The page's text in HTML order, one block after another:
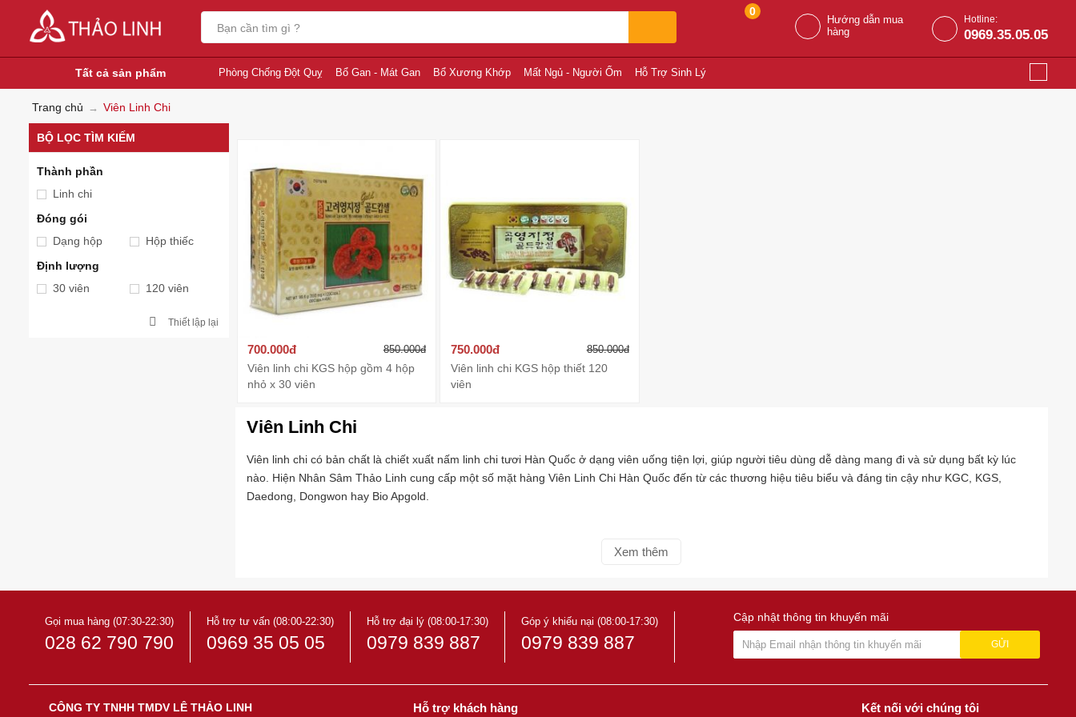
0
Hướng dẫn mua
hàng
Hotline:
0969.35.05.05
Tất cả sản phẩm Phòng Chống Đột Quỵ Bổ Gan - Mát Gan Bổ Xương Khớp Mất Ngủ - Người Ốm Hỗ Trợ Sinh Lý
Trang chủ Viên Linh Chi
BỘ LỌC TÌM KIẾM
Thành phần
Linh chi
Đóng gói
Dạng hộp
Hộp thiếc
Định lượng
30 viên
120 viên
Thiết lập lại
700.000đ 850.000đ
Viên linh chi KGS hộp gồm 4 hộp
nhỏ x 30 viên
750.000đ 850.000đ
Viên linh chi KGS hộp thiết 120
viên
Viên Linh Chi
Viên linh chi có bản chất là chiết xuất nấm linh chi tươi Hàn Quốc ở dạng viên uống tiện lợi, giúp người tiêu dùng dễ dàng mang đi và sử dụng bất kỳ lúc
nào. Hiện Nhân Sâm Thảo Linh cung cấp một số mặt hàng Viên Linh Chi Hàn Quốc đến từ các thương hiệu tiêu biểu và đáng tin cậy như KGC, KGS,
Daedong, Dongwon hay Bio Apgold.
Xem thêm
Gọi mua hàng (07:30-22:30)
028 62 790 790
Hỗ trợ tư vấn (08:00-22:30)
0969 35 05 05
Hỗ trợ đại lý (08:00-17:30)
0979 839 887
Góp ý khiếu nại (08:00-17:30)
0979 839 887
Cập nhật thông tin khuyến mãi
GỬI
CÔNG TY TNHH TMDV LÊ THẢO LINH Hỗ trợ khách hàng Kết nối với chúng tôi